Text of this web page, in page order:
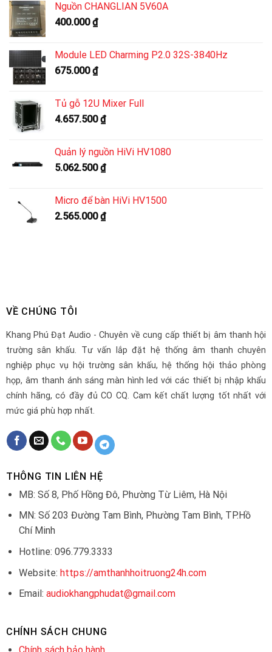
Nguồn CHANGLIAN 5V60A
400.000₫
Module LED Charming P2.0 32S-3840Hz
675.000₫
Tủ gỗ 12U Mixer Full
4.657.500₫
Quản lý nguồn HiVi HV1080
5.062.500₫
Micro để bàn HiVi HV1500
2.565.000₫
VỀ CHÚNG TÔI
Khang Phú Đạt Audio - Chuyên về cung cấp thiết bị âm thanh hội
trường sân khấu. Tư vấn lắp đặt hệ thống âm thanh chuyên
nghiệp phục vụ hội trường sân khấu, hệ thống hội thảo phòng
họp, âm thanh ánh sáng màn hình led với các thiết bị nhập khẩu
chính hãng, có đầy đủ CO CQ. Cam kết chất lượng tốt nhất với
mức giá phù hợp nhất.
THÔNG TIN LIÊN HỆ
MB: Số 8, Phố Hồng Đô, Phường Từ Liêm, Hà Nội
MN: Số 203 Đường Tam Bình, Phường Tam Bình, TP.Hồ
Chí Minh
Hotline: 096.779.3333
Website: https://amthanhhoitruong24h.com
Email: audiokhangphudat@gmail.com
CHÍNH SÁCH CHUNG
Chính sách bảo hành